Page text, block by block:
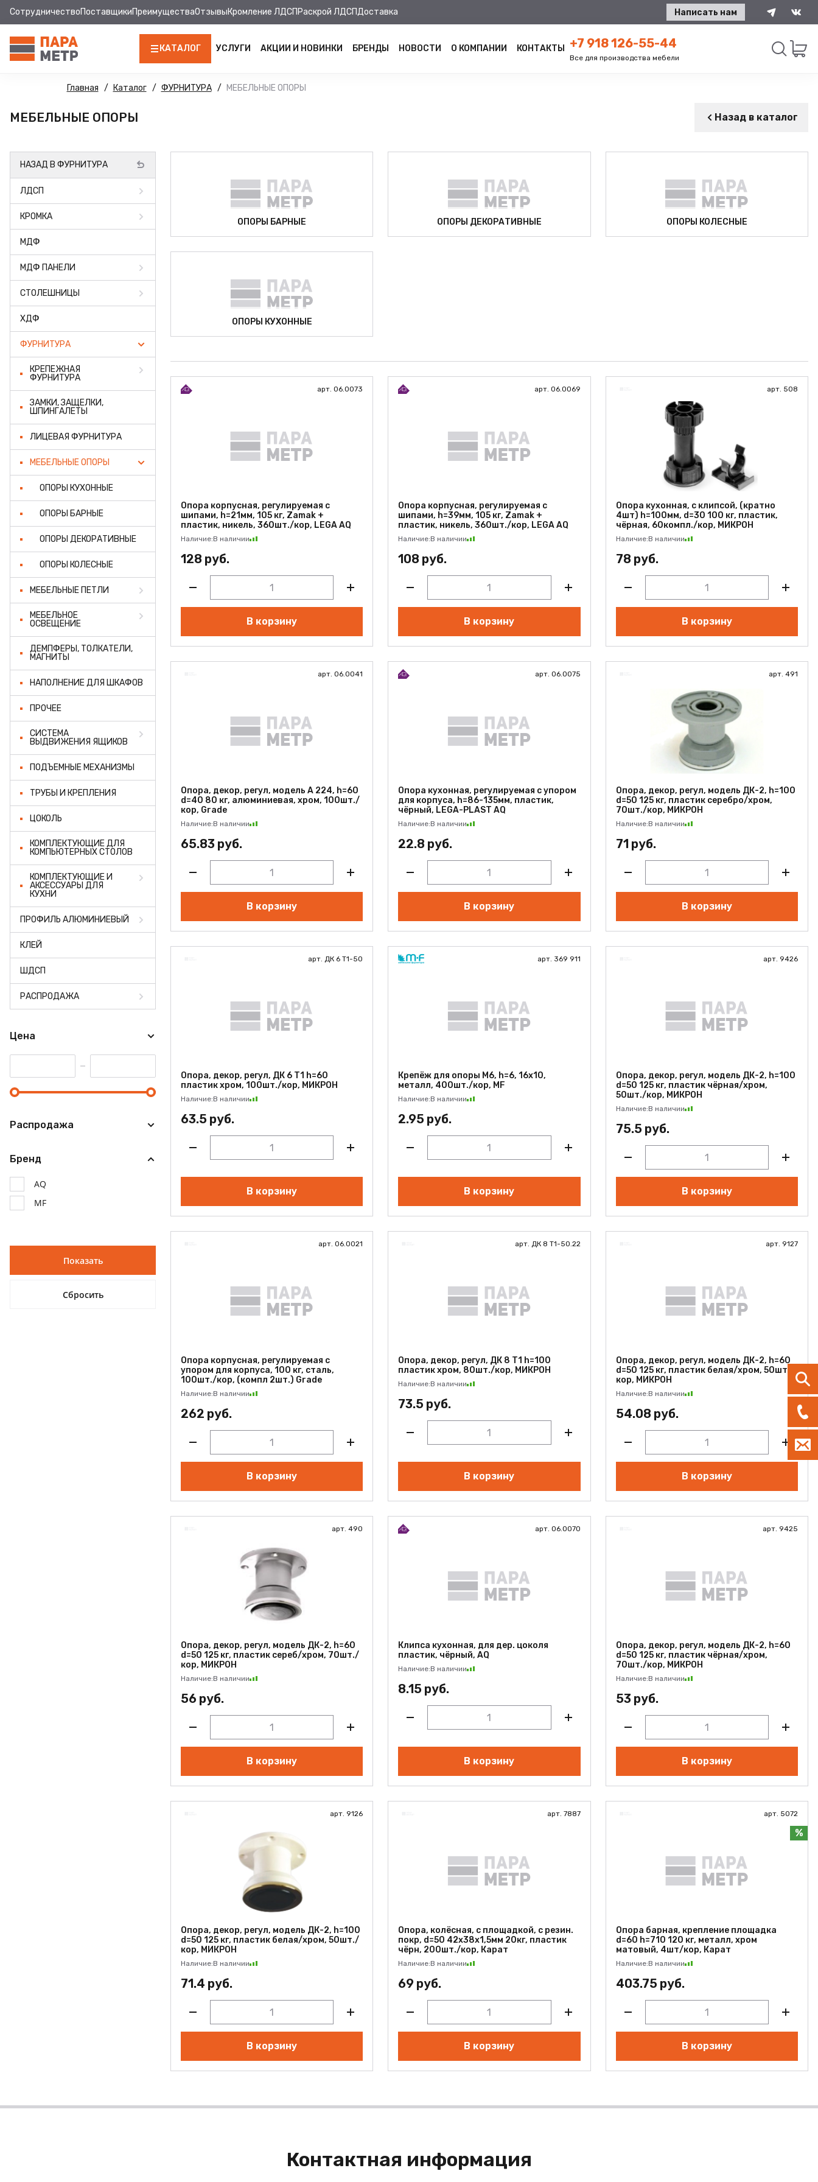
СотрудничествоПоставщикиПреимуществаОтзывыКромление ЛДСП Раскрой ЛДСПДоставка Написать нам
КАТАЛОГ
ЛДСП
РАСПРОДАЖА
НОВИНКИ
УСЛУГИ АКЦИИ И НОВИНКИ БРЕНДЫ НОВОСТИ О КОМПАНИИ КОНТАКТЫ +7 918 126-55-44
Все для производства мебели
Главная Каталог ФУРНИТУРА МЕБЕЛЬНЫЕ ОПОРЫ
МЕБЕЛЬНЫЕ ОПОРЫ Назад в каталог
НАЗАД В ФУРНИТУРА
ЛДСП
КРОМКА
МДФ
МДФ ПАНЕЛИ
СТОЛЕШНИЦЫ
ХДФ
ФУРНИТУРА
КРЕПЕЖНАЯ
ФУРНИТУРА
ЗАМКИ, ЗАЩЕЛКИ,
ШПИНГАЛЕТЫ
ЛИЦЕВАЯ ФУРНИТУРА
МЕБЕЛЬНЫЕ ОПОРЫ
ОПОРЫ КУХОННЫЕ
ОПОРЫ БАРНЫЕ
ОПОРЫ ДЕКОРАТИВНЫЕ
ОПОРЫ КОЛЕСНЫЕ
МЕБЕЛЬНЫЕ ПЕТЛИ
МЕБЕЛЬНОЕ
ОСВЕЩЕНИЕ
ДЕМПФЕРЫ, ТОЛКАТЕЛИ,
МАГНИТЫ
НАПОЛНЕНИЕ ДЛЯ ШКАФОВ
ПРОЧЕЕ
СИСТЕМА
ВЫДВИЖЕНИЯ ЯЩИКОВ
ПОДЪЕМНЫЕ МЕХАНИЗМЫ
ТРУБЫ И КРЕПЛЕНИЯ
ЦОКОЛЬ
КОМПЛЕКТУЮЩИЕ ДЛЯ
КОМПЬЮТЕРНЫХ СТОЛОВ
КОМПЛЕКТУЮЩИЕ И
АКСЕССУАРЫ ДЛЯ
КУХНИ
ПРОФИЛЬ АЛЮМИНИЕВЫЙ
КЛЕЙ
ШДСП
РАСПРОДАЖА
Цена
Распродажа
Бренд
AQ
MF
ОПОРЫ БАРНЫЕ ОПОРЫ ДЕКОРАТИВНЫЕ ОПОРЫ КОЛЕСНЫЕ
ОПОРЫ КУХОННЫЕ
арт. 06.0073
Опора корпусная, регулируемая с
шипами, h=21мм, 105 кг, Zamak +
пластик, никель, 360шт./кор, LEGA AQ
Наличие:В наличии
128 руб.
В корзину
арт. 06.0069
Опора корпусная, регулируемая с
шипами, h=39мм, 105 кг, Zamak +
пластик, никель, 360шт./кор, LEGA AQ
Наличие:В наличии
108 руб.
В корзину
арт. 508
Опора кухонная, с клипсой, (кратно
4шт) h=100мм, d=30 100 кг, пластик,
чёрная, 60компл./кор, МИКРОН
Наличие:В наличии
78 руб.
В корзину
арт. 06.0041
Опора, декор, регул, модель А 224, h=60
d=40 80 кг, алюминиевая, хром, 100шт./
кор, Grade
Наличие:В наличии
65.83 руб.
В корзину
арт. 06.0075
Опора кухонная, регулируемая с упором
для корпуса, h=86-135мм, пластик,
чёрный, LEGA-PLAST AQ
Наличие:В наличии
22.8 руб.
В корзину
арт. 491
Опора, декор, регул, модель ДК-2, h=100
d=50 125 кг, пластик серебро/хром,
70шт./кор, МИКРОН
Наличие:В наличии
71 руб.
В корзину
арт. ДК 6 Т1-50
Опора, декор, регул, ДК 6 Т1 h=60
пластик хром, 100шт./кор, МИКРОН
Наличие:В наличии
63.5 руб.
В корзину
арт. 369 911
Крепёж для опоры М6, h=6, 16x10,
металл, 400шт./кор, MF
Наличие:В наличии
2.95 руб.
В корзину
арт. 9426
Опора, декор, регул, модель ДК-2, h=100
d=50 125 кг, пластик чёрная/хром,
50шт./кор, МИКРОН
Наличие:В наличии
75.5 руб.
В корзину
арт. 06.0021
Опора корпусная, регулируемая с
упором для корпуса, 100 кг, сталь,
100шт./кор, (компл 2шт.) Grade
Наличие:В наличии
262 руб.
В корзину
арт. ДК 8 Т1-50.22
Опора, декор, регул, ДК 8 Т1 h=100
пластик хром, 80шт./кор, МИКРОН
Наличие:В наличии
73.5 руб.
В корзину
арт. 9127
Опора, декор, регул, модель ДК-2, h=60
d=50 125 кг, пластик белая/хром, 50шт./
кор, МИКРОН
Наличие:В наличии
54.08 руб.
В корзину
арт. 490
Опора, декор, регул, модель ДК-2, h=60
d=50 125 кг, пластик сереб/хром, 70шт./
кор, МИКРОН
Наличие:В наличии
56 руб.
В корзину
арт. 06.0070
Клипса кухонная, для дер. цоколя
пластик, чёрный, AQ
Наличие:В наличии
8.15 руб.
В корзину
арт. 9425
Опора, декор, регул, модель ДК-2, h=60
d=50 125 кг, пластик чёрная/хром,
70шт./кор, МИКРОН
Наличие:В наличии
53 руб.
В корзину
арт. 9126
Опора, декор, регул, модель ДК-2, h=100
d=50 125 кг, пластик белая/хром, 50шт./
кор, МИКРОН
Наличие:В наличии
71.4 руб.
В корзину
арт. 7887
Опора, колёсная, с площадкой, с резин.
покр, d=50 42х38х1,5мм 20кг, пластик
чёрн, 200шт./кор, Карат
Наличие:В наличии
69 руб.
В корзину
арт. 5072
%
Опора барная, крепление площадка
d=60 h=710 120 кг, металл, хром
матовый, 4шт/кор, Карат
Наличие:В наличии
403.75 руб.
В корзину
Контактная информация